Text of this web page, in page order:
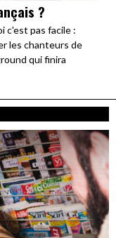
?
c'est pas facile :
les chanteurs de
qui finira